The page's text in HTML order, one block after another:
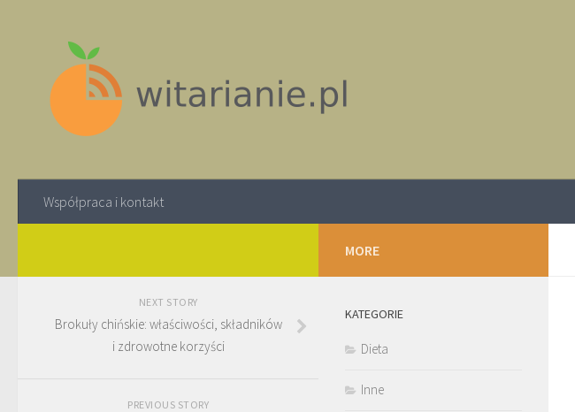
Współpraca i kontakt
NEXT STORY
Brokuły chińskie: właściwości, składników
i zdrowotne korzyści
PREVIOUS STORY
MORE
KATEGORIE
Dieta
Inne